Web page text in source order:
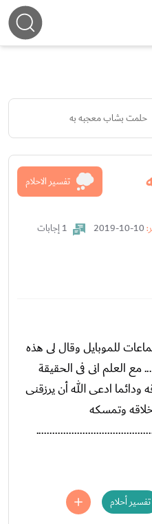
حلمت بشاب معجبه به
تفسير الاحلام
1 إجابات
للموبايل وقال لى هذه
العلم انى فى الحقيقة
ودائما ادعى الله أن يرزقنى
وتمسكه
تفسير أحلام